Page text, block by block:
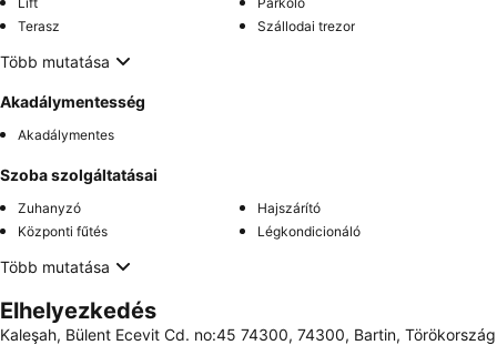
Terasz
Szállodai trezor
Több mutatása
Akadálymentesség
Akadálymentes
Szoba szolgáltatásai
Zuhanyzó
Hajszárító
Központi fűtés
Légkondicionáló
Több mutatása
Elhelyezkedés
Kaleşah, Bülent Ecevit Cd. no:45 74300, 74300, Bartin, Törökország